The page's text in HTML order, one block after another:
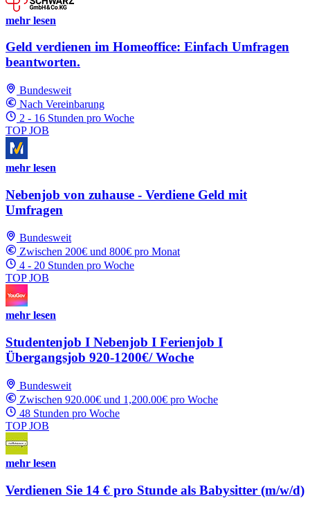
mehr lesen
Geld verdienen im Homeoffice: Einfach Umfragen
beantworten.
Bundesweit
Nach Vereinbarung
2 - 16 Stunden pro Woche
TOP JOB
mehr lesen
Nebenjob von zuhause - Verdiene Geld mit
Umfragen
Bundesweit
Zwischen 200€ und 800€ pro Monat
4 - 20 Stunden pro Woche
TOP JOB
mehr lesen
Studentenjob I Nebenjob I Ferienjob I
Übergangsjob 920-1200€/ Woche
Bundesweit
Zwischen 920.00€ und 1,200.00€ pro Woche
48 Stunden pro Woche
TOP JOB
mehr lesen
Verdienen Sie 14 € pro Stunde als Babysitter (m/w/d)